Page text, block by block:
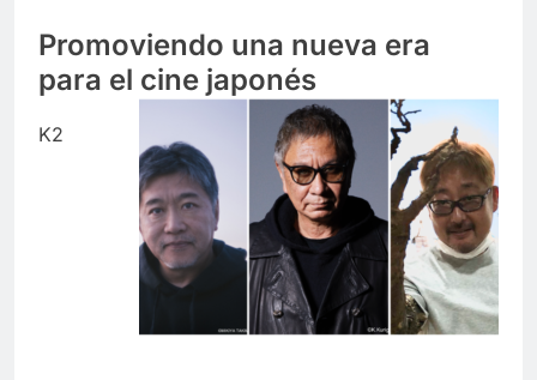
Promoviendo una nueva era
para el cine japonés
K2